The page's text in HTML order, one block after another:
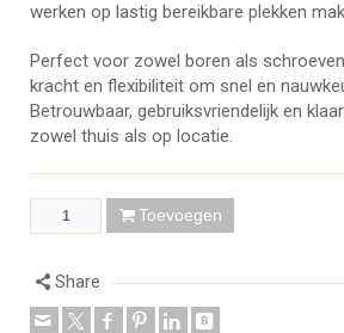
werken op lastig bereikbare plekken
Perfect voor zowel boren als
kracht en flexibiliteit om snel en
Betrouwbaar, gebruiksvriendelijk en
zowel thuis als op locatie.
Toevoegen
Share